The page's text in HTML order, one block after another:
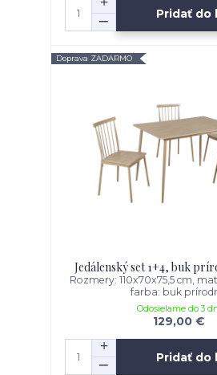
Pridať do
Doprava ZADARMO
Jedálenský set 1+4, buk
Rozmery: 110x70x75,5 cm,
farba: buk
129,00 €
Odosielame do 3
Pridať do